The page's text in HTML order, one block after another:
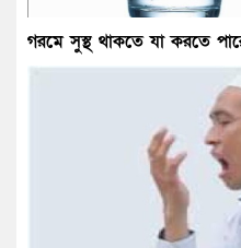
গরমে সুস্থ থাকতে যা করতে